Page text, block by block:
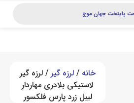
لرزه گیر/ لرزه گیر
ﻻستیکی بلادری مهاردار
لیبل زرد پارس فلکسور